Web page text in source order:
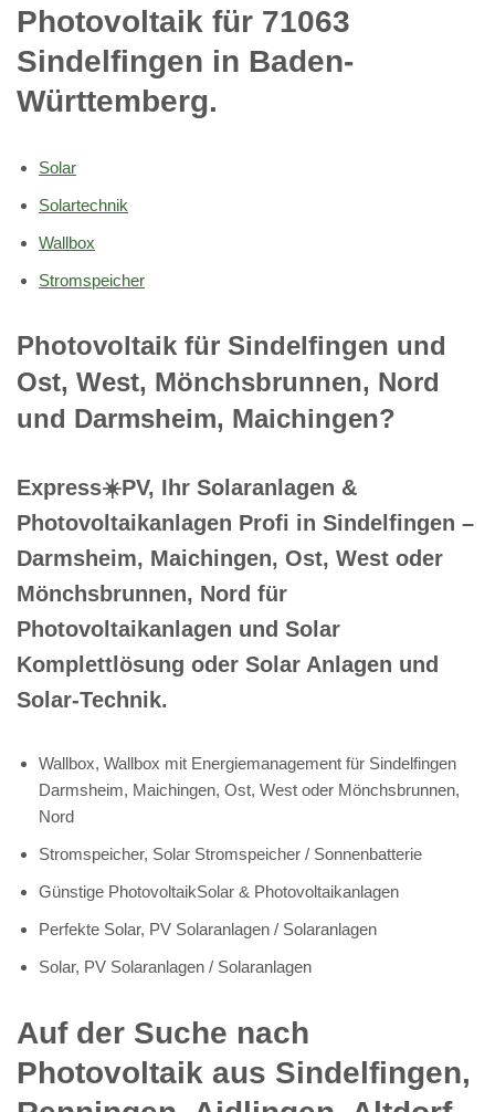
Photovoltaik für 71063
Sindelfingen in Baden-
Württemberg.
Solar
Solartechnik
Wallbox
Stromspeicher
Photovoltaik für Sindelfingen und
Ost, West, Mönchsbrunnen, Nord
und Darmsheim, Maichingen?
Express☀️PV️, Ihr Solaranlagen &
Photovoltaikanlagen Profi in Sindelfingen –
Darmsheim, Maichingen, Ost, West oder
Mönchsbrunnen, Nord für
Photovoltaikanlagen und Solar
Komplettlösung oder Solar Anlagen und
Solar-Technik.
Wallbox, Wallbox mit Energiemanagement für Sindelfingen
Darmsheim, Maichingen, Ost, West oder Mönchsbrunnen,
Nord
Stromspeicher, Solar Stromspeicher / Sonnenbatterie
Günstige PhotovoltaikSolar & Photovoltaikanlagen
Perfekte Solar, PV Solaranlagen / Solaranlagen
Solar, PV Solaranlagen / Solaranlagen
Auf der Suche nach
Photovoltaik aus Sindelfingen,